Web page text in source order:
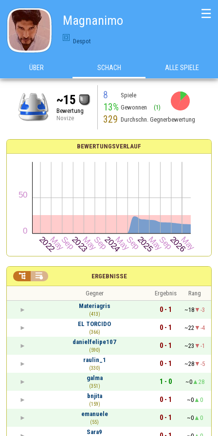
Magnanimo
Despot
☰
ÜBER SCHACH ALLE SPIELE
~15
Bewertung
Novize
8 Spiele
13% Gewonnen (1)
329 Durchschn. Gegnerbewertung
BEWERTUNGSVERLAUF
ERGEBNISSE
 
Gegner Ergebnis
Rang
Materiagris
(413)
0 - 1 ~18
-3
EL TORCIDO
(366)
0 - 1 ~22
-4
danielfelipe107
(590)
0 - 1 ~23
-1
raulin_1
(330)
0 - 1 ~28
-5
galma
(351)
1 - 0 ~0
28
bnjita
(159)
0 - 1 ~0
0
emanuele
(55)
0 - 1 ~0
0
Sara9